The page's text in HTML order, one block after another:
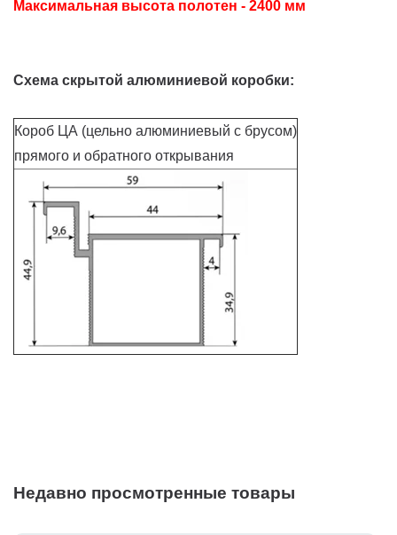
Максимальная высота полотен - 2400 мм
Схема скрытой алюминиевой коробки:
Короб ЦА (цельно алюминиевый с брусом)
прямого и обратного открывания
Недавно просмотренные товары